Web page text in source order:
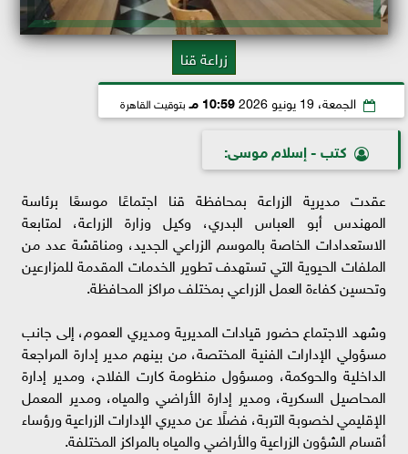
زراعة قنا
الجمعة، 19 يونيو 2026 10:59 مـ بتوقيت القاهرة
كتب - إسلام موسى:
عقدت مديرية الزراعة بمحافظة قنا اجتماعًا موسعًا برئاسة
المهندس أبو العباس البدري، وكيل وزارة الزراعة، لمتابعة
الاستعدادات الخاصة بالموسم الزراعي الجديد، ومناقشة عدد من
الملفات الحيوية التي تستهدف تطوير الخدمات المقدمة للمزارعين
وتحسين كفاءة العمل الزراعي بمختلف مراكز المحافظة.
وشهد الاجتماع حضور قيادات المديرية ومديري العموم، إلى جانب
مسؤولي الإدارات الفنية المختصة، من بينهم مدير إدارة المراجعة
الداخلية والحوكمة، ومسؤول منظومة كارت الفلاح، ومدير إدارة
المحاصيل السكرية، ومدير إدارة الأراضي والمياه، ومدير المعمل
الإقليمي لخصوبة التربة، فضلًا عن مديري الإدارات الزراعية ورؤساء
أقسام الشؤون الزراعية والأراضي والمياه بالمراكز المختلفة.